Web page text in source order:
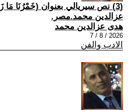
(3) نص سيريالي بعنوان (خَمْرُنَا مَا
عزالدين محمد.مصر.
هدى عزالدين محمد
2026 / 8 / 7
الادب والفن